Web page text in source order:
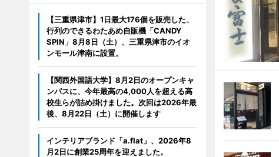
【三重県津市】1日最大176個を販売した、
行列のできるわたあめ自販機「CANDY
SPIN」8月8日（土）、三重県津市のイオ
ンモール津南に設置。
【関西外国語大学】8月2日のオープンキャ
ンパスに、今年最高の4,000人を超える高
校生らが詰め掛けました。次回は2026年最
後、8月22日（土）に開催します
インテリアブランド「a.flat」、2026年8
月2日に創業25周年を迎えました。